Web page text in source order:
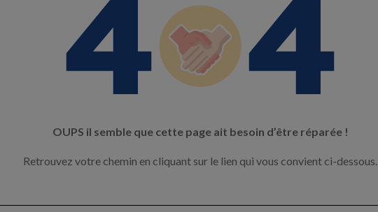
OUPS il semble que cette page ait besoin d’être réparée !
Retrouvez votre chemin en cliquant sur le lien qui vous convient ci-dessous.